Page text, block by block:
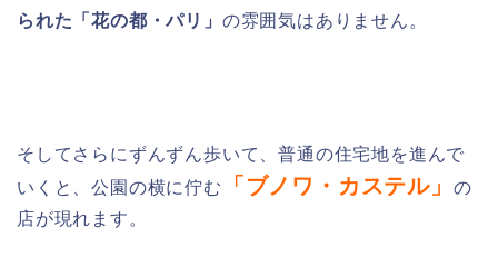
られた「花の都・パリ」 の雰囲気はありません。
そしてさらにずんずん歩いて、普通の住宅地を進んで
いくと、公園の横に佇む
「ブノワ・カステル」
の
店が現れます。